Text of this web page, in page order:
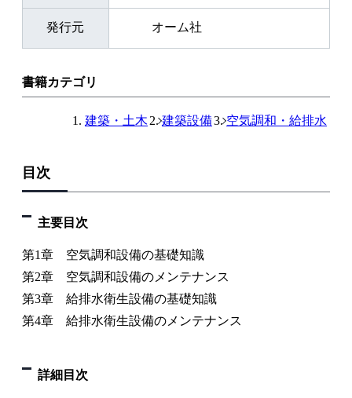
発行元 オーム社
書籍カテゴリ
建築・土木 建築設備 空気調和・給排水
目次
主要目次
第1章 空気調和設備の基礎知識
第2章 空気調和設備のメンテナンス
第3章 給排水衛生設備の基礎知識
第4章 給排水衛生設備のメンテナンス
詳細目次